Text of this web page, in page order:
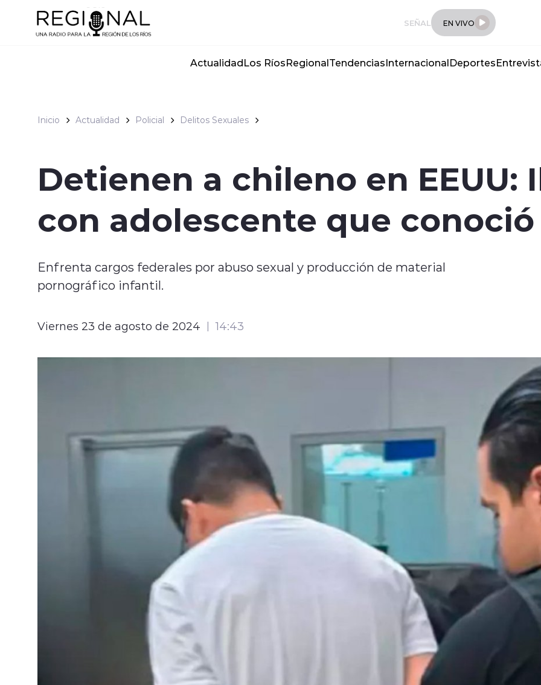
Click acá para ir directamente al contenido
SEÑAL EN VIVO
ActualidadLos RíosRegionalTendenciasInternacionalDeportes
Inicio Actualidad Policial Delitos Sexuales
Detienen a chileno en EEUU:
con adolescente que
Enfrenta cargos federales por abuso sexual y producción de material
pornográfico infantil.
Viernes 23 de agosto de 2024 14:43